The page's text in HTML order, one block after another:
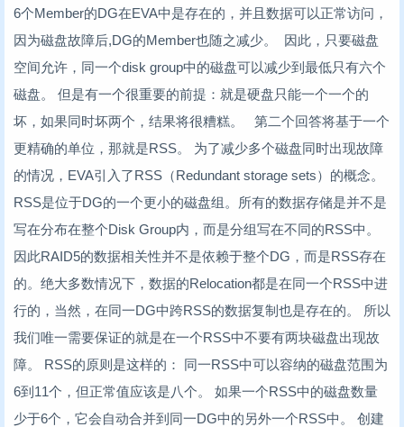
6个Member的DG在EVA中是存在的，并且数据可以正常访问，
因为磁盘故障后,DG的Member也随之减少。 因此，只要磁盘
空间允许，同一个disk group中的磁盘可以减少到最低只有六个
磁盘。 但是有一个很重要的前提：就是硬盘只能一个一个的
坏，如果同时坏两个，结果将很糟糕。 第二个回答将基于一个
更精确的单位，那就是RSS。 为了减少多个磁盘同时出现故障
的情况，EVA引入了RSS（Redundant storage sets）的概念。
RSS是位于DG的一个更小的磁盘组。所有的数据存储是并不是
写在分布在整个Disk Group内，而是分组写在不同的RSS中。
因此RAID5的数据相关性并不是依赖于整个DG，而是RSS存在
的。绝大多数情况下，数据的Relocation都是在同一个RSS中进
行的，当然，在同一DG中跨RSS的数据复制也是存在的。 所以
我们唯一需要保证的就是在一个RSS中不要有两块磁盘出现故
障。 RSS的原则是这样的： 同一RSS中可以容纳的磁盘范围为
6到11个，但正常值应该是八个。 如果一个RSS中的磁盘数量
少于6个，它会自动合并到同一DG中的另外一个RSS中。 创建